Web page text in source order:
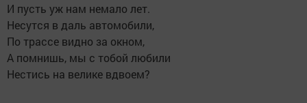
И пусть уж нам немало лет.
Несутся в даль автомобили,
По трассе видно за окном,
А помнишь, мы с тобой любили
Нестись на велике вдвоем?